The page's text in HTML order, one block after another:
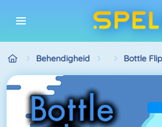
Behendigheid Bottle